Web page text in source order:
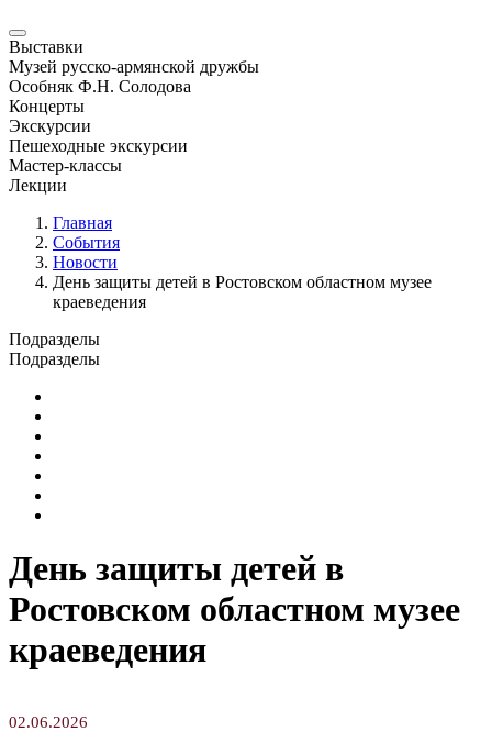
Выставки
Музей русско-армянской дружбы
Особняк Ф.Н. Солодова
Концерты
Экскурсии
Пешеходные экскурсии
Мастер-классы
Лекции
Главная
События
Новости
День защиты детей в Ростовском областном музее
краеведения
Подразделы
Подразделы
День защиты детей в
Ростовском областном музее
краеведения
02.06.2026